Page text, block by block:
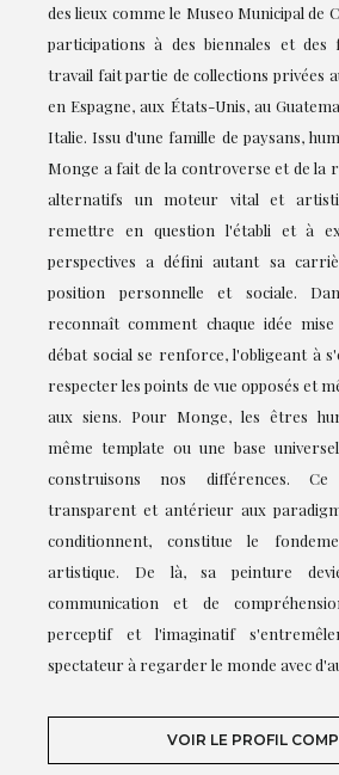
des lieux comme le Museo Municipal de
participations à des biennales et des
travail fait partie de collections privées
en Espagne, aux États-Unis, au
Italie. Issu d'une famille de paysans,
Monge a fait de la controverse et de la
alternatifs un moteur vital et
remettre en question l'établi et à
perspectives a défini autant sa
position personnelle et sociale.
reconnaît comment chaque idée
débat social se renforce, l'obligeant à
respecter les points de vue opposés et
aux siens. Pour Monge, les êtres
même template ou une base
construisons nos différences.
transparent et antérieur aux
conditionnent, constitue le
artistique. De là, sa peinture
communication et de
perceptif et l'imaginatif
spectateur à regarder le monde avec
VOIR LE PROFIL